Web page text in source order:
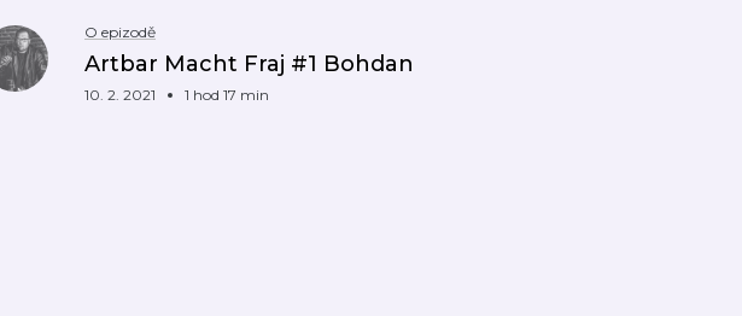
O epizodě
Artbar Macht Fraj #1 Bohdan
10. 2. 2021 1 hod 17 min